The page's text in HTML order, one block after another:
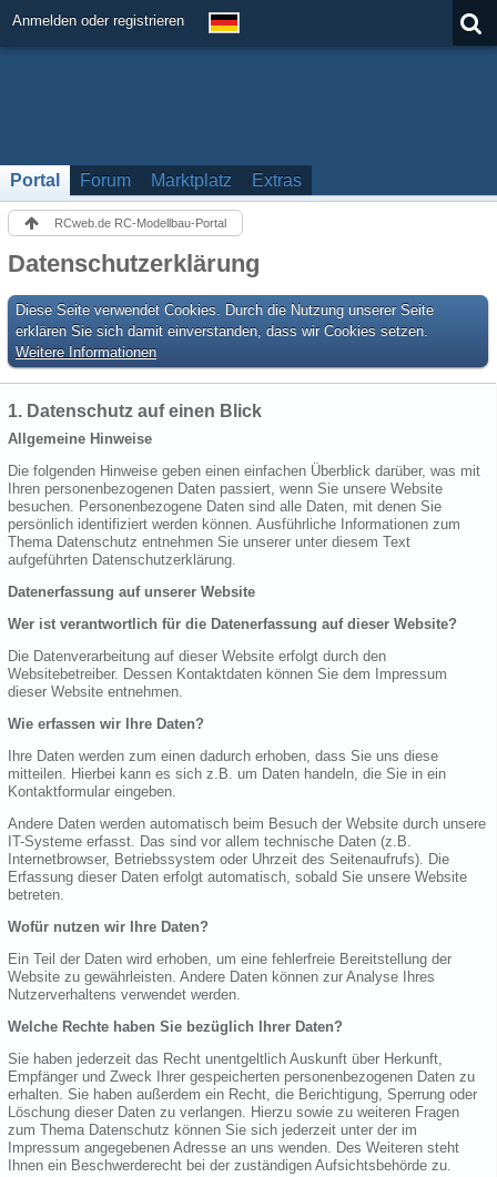
Anmelden oder registrieren
Portal Forum Marktplatz Extras
RCweb.de RC-Modellbau-Portal
Datenschutzerklärung
Diese Seite verwendet Cookies. Durch die Nutzung unserer Seite
erklären Sie sich damit einverstanden, dass wir Cookies setzen.
Weitere Informationen
1. Datenschutz auf einen Blick
Allgemeine Hinweise
Die folgenden Hinweise geben einen einfachen Überblick darüber, was mit
Ihren personenbezogenen Daten passiert, wenn Sie unsere Website
besuchen. Personenbezogene Daten sind alle Daten, mit denen Sie
persönlich identifiziert werden können. Ausführliche Informationen zum
Thema Datenschutz entnehmen Sie unserer unter diesem Text
aufgeführten Datenschutzerklärung.
Datenerfassung auf unserer Website
Wer ist verantwortlich für die Datenerfassung auf dieser Website?
Die Datenverarbeitung auf dieser Website erfolgt durch den
Websitebetreiber. Dessen Kontaktdaten können Sie dem Impressum
dieser Website entnehmen.
Wie erfassen wir Ihre Daten?
Ihre Daten werden zum einen dadurch erhoben, dass Sie uns diese
mitteilen. Hierbei kann es sich z.B. um Daten handeln, die Sie in ein
Kontaktformular eingeben.
Andere Daten werden automatisch beim Besuch der Website durch unsere
IT-Systeme erfasst. Das sind vor allem technische Daten (z.B.
Internetbrowser, Betriebssystem oder Uhrzeit des Seitenaufrufs). Die
Erfassung dieser Daten erfolgt automatisch, sobald Sie unsere Website
betreten.
Wofür nutzen wir Ihre Daten?
Ein Teil der Daten wird erhoben, um eine fehlerfreie Bereitstellung der
Website zu gewährleisten. Andere Daten können zur Analyse Ihres
Nutzerverhaltens verwendet werden.
Welche Rechte haben Sie bezüglich Ihrer Daten?
Sie haben jederzeit das Recht unentgeltlich Auskunft über Herkunft,
Empfänger und Zweck Ihrer gespeicherten personenbezogenen Daten zu
erhalten. Sie haben außerdem ein Recht, die Berichtigung, Sperrung oder
Löschung dieser Daten zu verlangen. Hierzu sowie zu weiteren Fragen
zum Thema Datenschutz können Sie sich jederzeit unter der im
Impressum angegebenen Adresse an uns wenden. Des Weiteren steht
Ihnen ein Beschwerderecht bei der zuständigen Aufsichtsbehörde zu.